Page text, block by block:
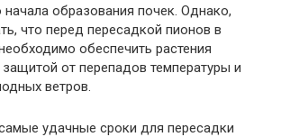
образования почек. Однако,
что перед пересадкой пионов в
обеспечить растения
от перепадов температуры и
ветров.
удачные сроки для пересадки